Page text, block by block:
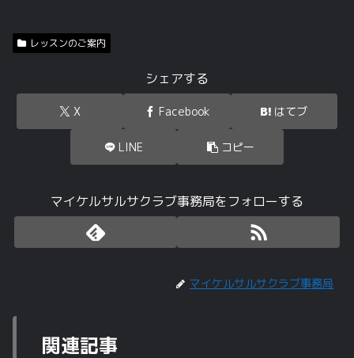
レッスンのご案内
シェアする
X Facebook はてブ
LINE コピー
マイケルサルサクラブ事務局をフォローする
マイケルサルサクラブ事務局
関連記事